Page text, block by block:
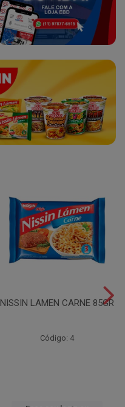
NISSIN LAMEN CARNE 85GR
Código: 4